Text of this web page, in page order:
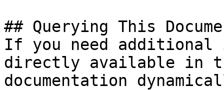
## Querying This
If you need
directly available in
documentation